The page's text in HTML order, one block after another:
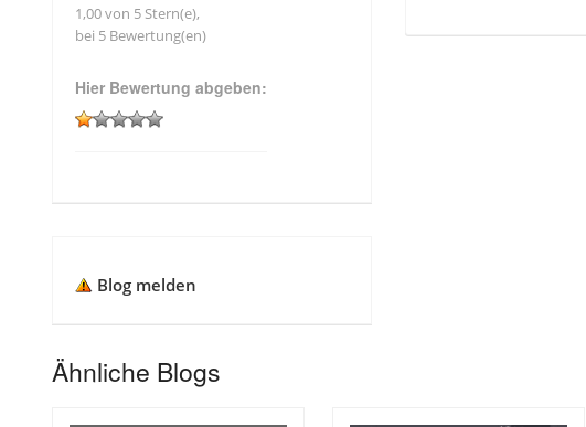
1,00 von 5 Stern(e),
bei 5 Bewertung(en)
Hier Bewertung abgeben:
Blog melden
Ähnliche Blogs